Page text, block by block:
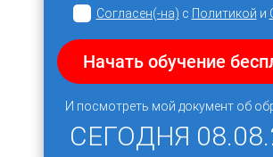
Согласен(-на) с Политикой и
Начать обучение
И посмотреть мой документ об
СЕГОДНЯ